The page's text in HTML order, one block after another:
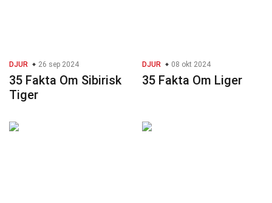
DJUR 26 sep 2024
35 Fakta Om Sibirisk
Tiger
DJUR 08 okt 2024
35 Fakta Om Liger